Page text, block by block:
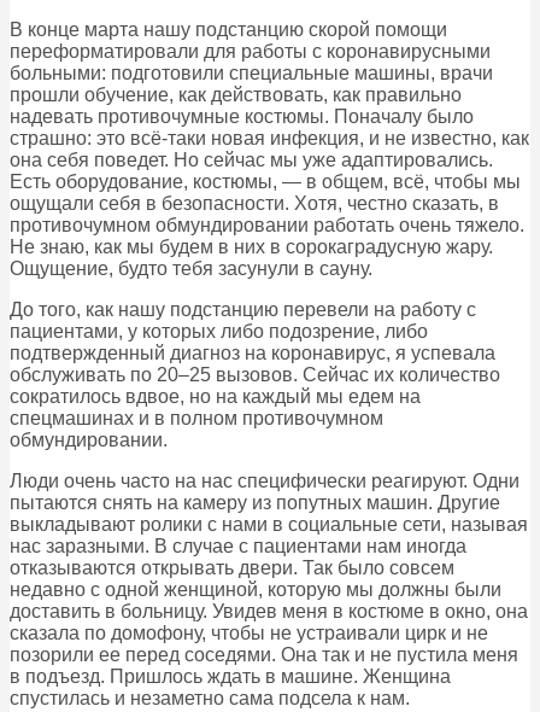
В конце марта нашу подстанцию скорой помощи
переформатировали для работы с коронавирусными
больными: подготовили специальные машины, врачи
прошли обучение, как действовать, как правильно
надевать противочумные костюмы. Поначалу было
страшно: это всё-таки новая инфекция, и не известно, как
она себя поведет. Но сейчас мы уже адаптировались.
Есть оборудование, костюмы, — в общем, всё, чтобы мы
ощущали себя в безопасности. Хотя, честно сказать, в
противочумном обмундировании работать очень тяжело.
Не знаю, как мы будем в них в сорокаградусную жару.
Ощущение, будто тебя засунули в сауну.
До того, как нашу подстанцию перевели на работу с
пациентами, у которых либо подозрение, либо
подтвержденный диагноз на коронавирус, я успевала
обслуживать по 20–25 вызовов. Сейчас их количество
сократилось вдвое, но на каждый мы едем на
спецмашинах и в полном противочумном
обмундировании.
Люди очень часто на нас специфически реагируют. Одни
пытаются снять на камеру из попутных машин. Другие
выкладывают ролики с нами в социальные сети, называя
нас заразными. В случае с пациентами нам иногда
отказываются открывать двери. Так было совсем
недавно с одной женщиной, которую мы должны были
доставить в больницу. Увидев меня в костюме в окно, она
сказала по домофону, чтобы не устраивали цирк и не
позорили ее перед соседями. Она так и не пустила меня
в подъезд. Пришлось ждать в машине. Женщина
спустилась и незаметно сама подсела к нам.